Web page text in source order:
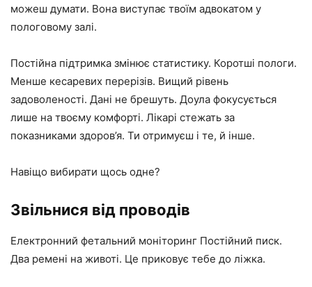
можеш думати. Вона виступає твоїм адвокатом у
пологовому залі.
Постійна підтримка змінює статистику. Коротші пологи.
Менше кесаревих перерізів. Вищий рівень
задоволеності. Дані не брешуть. Доула фокусується
лише на твоєму комфорті. Лікарі стежать за
показниками здоров’я. Ти отримуєш і те, й інше.
Навіщо вибирати щось одне?
Звільнися від проводів
Електронний фетальний моніторинг Постійний писк.
Два ремені на животі. Це приковує тебе до ліжка.